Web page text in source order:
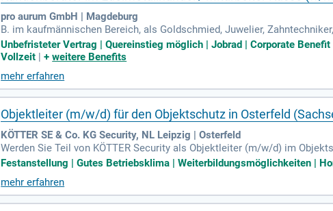
pro aurum GmbH | Magdeburg
B. im kaufmännischen Bereich, als Goldschmied, Juwelier,
Bankenwesen) alternativ sind Sie Quereinsteiger mit der Motivation für
Unbefristeter Vertrag | Quereinstieg möglich | Jobrad | Corporate
Vollzeit |+weitere Benefits
mehr erfahren
Objektleiter (m/w/d) für den Objektschutz in Osterfeld
KÖTTER SE & Co. KG Security, NL Leipzig | Osterfeld
Werden Sie Teil von KÖTTER Security als Objektleiter (m/w/d) im
e verantwortlich für die operative Leitung des Sicherheitsdienstes. Ihr
Sicherheits- und Qualitätsstandards. Durch Ihre aktive Mitarbeit in der
on Sicherheitsvorfällen bei. Bewerben Sie sich noch heute und
Festanstellung | Gutes Betriebsklima | Weiterbildungsmöglichkeiten |
mehr erfahren